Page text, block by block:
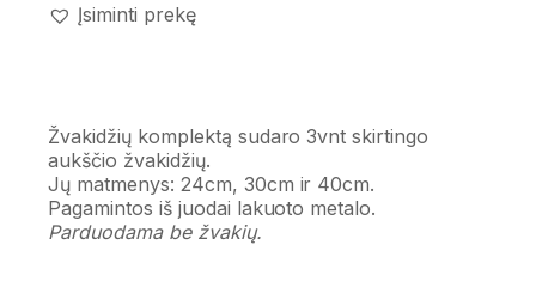
Įsiminti prekę
Žvakidžių komplektą sudaro 3vnt skirtingo
aukščio žvakidžių.
Jų matmenys: 24cm, 30cm ir 40cm.
Pagamintos iš juodai lakuoto metalo.
Parduodama be žvakių.